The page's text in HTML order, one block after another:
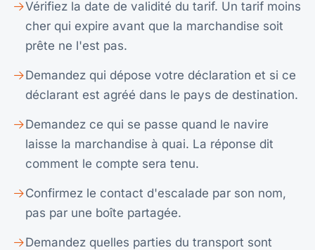
Vérifiez la date de validité du tarif. Un tarif moins
cher qui expire avant que la marchandise soit
prête ne l'est pas.
Demandez qui dépose votre déclaration et si ce
déclarant est agréé dans le pays de destination.
Demandez ce qui se passe quand le navire
laisse la marchandise à quai. La réponse dit
comment le compte sera tenu.
Confirmez le contact d'escalade par son nom,
pas par une boîte partagée.
Demandez quelles parties du transport sont